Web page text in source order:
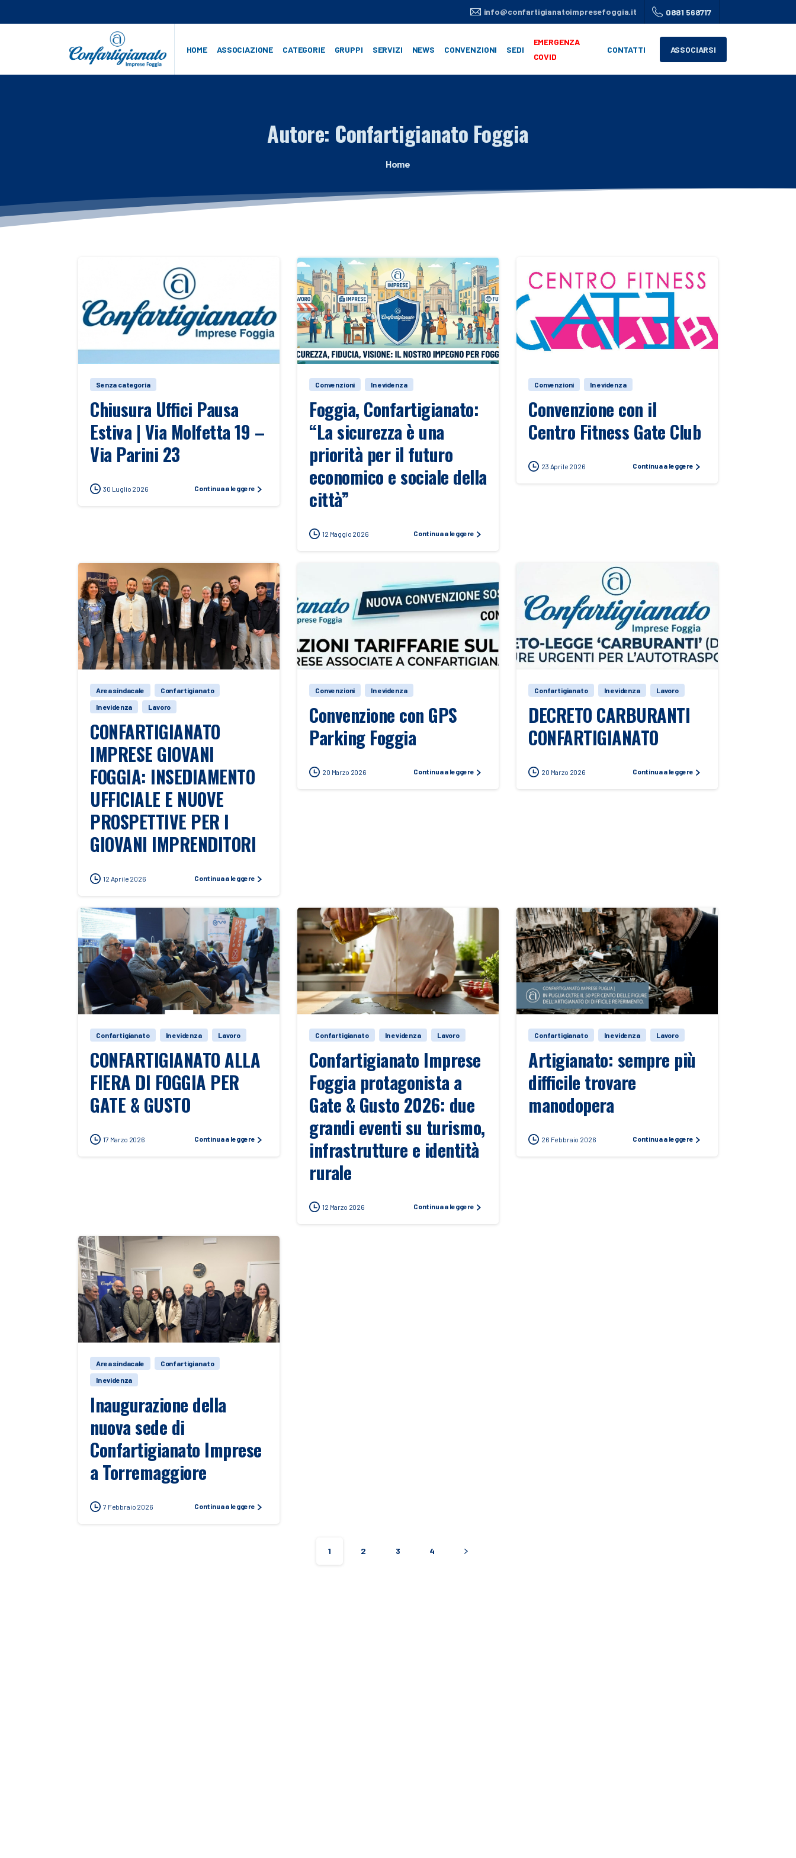
info@confartigianatoimpresefoggia.it 0881 568717
HOME ASSOCIAZIONE CATEGORIE GRUPPI SERVIZI NEWS CONVENZIONI SEDI
EMERGENZA
COVID
CONTATTI ASSOCIARSI
Autore: Confartigianato Foggia
Home
Senza categoria
Chiusura Uffici Pausa
Estiva | Via Molfetta 19 –
Via Parini 23
30 Luglio 2026 Continua a leggere
Convenzioni In evidenza
Foggia, Confartigianato:
“La sicurezza è una
priorità per il futuro
economico e sociale della
città”
12 Maggio 2026 Continua a leggere
Convenzioni In evidenza
Convenzione con il
Centro Fitness Gate Club
23 Aprile 2026 Continua a leggere
Area sindacale
Confartigianato
In evidenza
Lavoro
CONFARTIGIANATO
IMPRESE GIOVANI
FOGGIA: INSEDIAMENTO
UFFICIALE E NUOVE
PROSPETTIVE PER I
GIOVANI IMPRENDITORI
12 Aprile 2026 Continua a leggere
Convenzioni In evidenza
Convenzione con GPS
Parking Foggia
20 Marzo 2026 Continua a leggere
Confartigianato In evidenza Lavoro
DECRETO CARBURANTI
CONFARTIGIANATO
20 Marzo 2026 Continua a leggere
Confartigianato In evidenza Lavoro
CONFARTIGIANATO ALLA
FIERA DI FOGGIA PER
GATE & GUSTO
17 Marzo 2026 Continua a leggere
Confartigianato In evidenza Lavoro
Confartigianato Imprese
Foggia protagonista a
Gate & Gusto 2026: due
grandi eventi su turismo,
infrastrutture e identità
rurale
12 Marzo 2026 Continua a leggere
Confartigianato In evidenza Lavoro
Artigianato: sempre più
difficile trovare
manodopera
26 Febbraio 2026 Continua a leggere
Area sindacale
Confartigianato
In evidenza
Inaugurazione della
nuova sede di
Confartigianato Imprese
a Torremaggiore
7 Febbraio 2026 Continua a leggere
1 2 3 4